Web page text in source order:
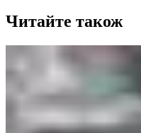
Читайте також